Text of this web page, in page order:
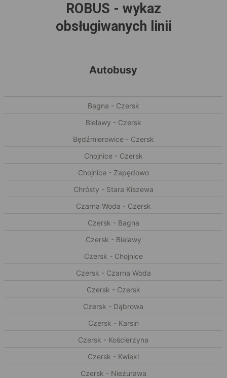
ROBUS - wykaz
obsługiwanych linii
Autobusy
Bagna - Czersk
Bielawy - Czersk
Będźmierowice - Czersk
Chojnice - Czersk
Chojnice - Zapędowo
Chrósty - Stara Kiszewa
Czarna Woda - Czersk
Czersk - Bagna
Czersk - Bielawy
Czersk - Chojnice
Czersk - Czarna Woda
Czersk - Czersk
Czersk - Dąbrowa
Czersk - Karsin
Czersk - Kościerzyna
Czersk - Kwieki
Czersk - Nieżurawa